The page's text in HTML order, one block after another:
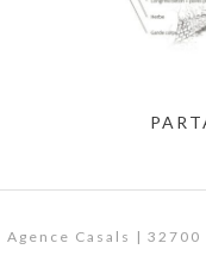
Agence Casals |